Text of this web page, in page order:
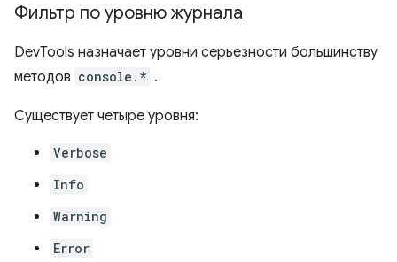
Фильтр по уровню журнала
DevTools назначает уровни серьезности большинству
методов console.* .
Существует четыре уровня:
Verbose
Info
Warning
Error